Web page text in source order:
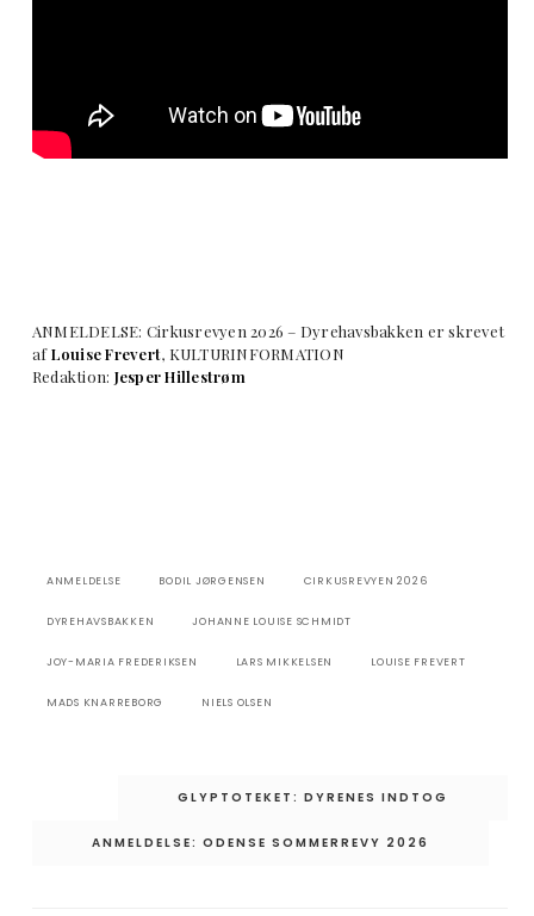
ANMELDELSE: Cirkusrevyen 2026 – Dyrehavsbakken er skrevet
afLouise Frevert, KULTURINFORMATION
Redaktion: Jesper Hillestrøm
ANMELDELSE BODIL JØRGENSEN CIRKUSREVYEN 2026
DYREHAVSBAKKEN JOHANNE LOUISE SCHMIDT
JOY-MARIA FREDERIKSEN LARS MIKKELSEN LOUISE FREVERT
MADS KNARREBORG NIELS OLSEN
IndlægsnavigationGLYPTOTEKET: DYRENES INDTOG
ANMELDELSE: ODENSE SOMMERREVY 2026